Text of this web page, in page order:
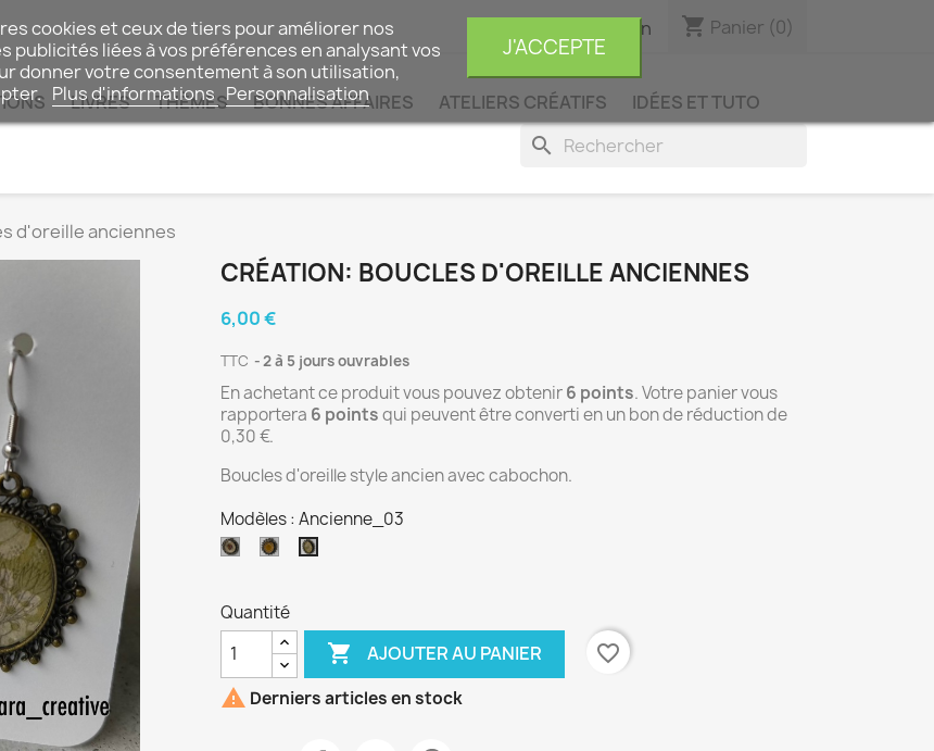
Connexion shopping_cart Panier (0)
LIVRES THÈMES BONNES AFFAIRES ATELIERS CRÉATIFS IDÉES ET TUTO
search
d'oreille anciennes
CRÉATION: BOUCLES D'OREILLE ANCIENNES
6,00 €
TTC 2 à 5 jours ouvrables
En achetant ce produit vous pouvez obtenir6 points. Votre panier vous
rapportera 6 pointsqui peuvent être converti en un bon de réduction de
0,30 €.
Boucles d'oreille style ancien avec cabochon.
Modèles : Ancienne_03
Ancienne_01
Ancienne_02
Ancienne_03
Quantité
 AJOUTER AU PANIER
favorite_border
 Derniers articles en stock
cookies et ceux de tiers pour améliorer nos
publicités liées à vos préférences en analysant vos
donner votre consentement à son utilisation,
Plus d'informations Personnalisation
J'ACCEPTE